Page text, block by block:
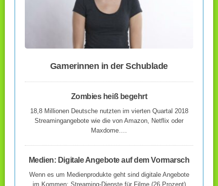
Gamerinnen in der Schublade
Zombies heiß begehrt
18,8 Millionen Deutsche nutzten im vierten Quartal 2018
Streamingangebote wie die von Amazon, Netflix oder
Maxdome….
Medien: Digitale Angebote auf dem Vormarsch
Wenn es um Medienprodukte geht sind digitale Angebote
im Kommen: Streaming-Dienste für Filme (26 Prozent)